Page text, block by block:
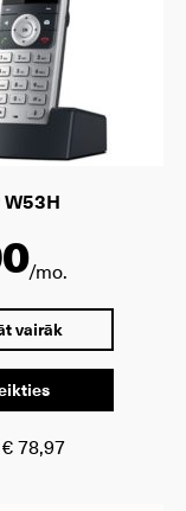
W53H
/mo.
vairāk
€ 78,97